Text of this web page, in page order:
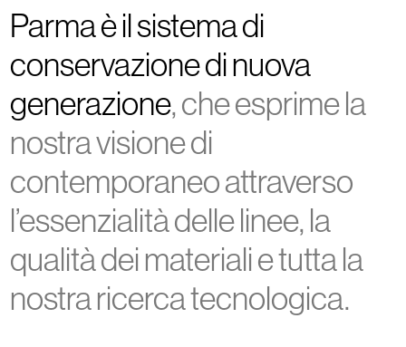
Parma è il sistema di
conservazione di nuova
generazione, che esprime la
nostra visione di
contemporaneo attraverso
l’essenzialità delle linee, la
qualità dei materiali e tutta la
nostra ricerca tecnologica.